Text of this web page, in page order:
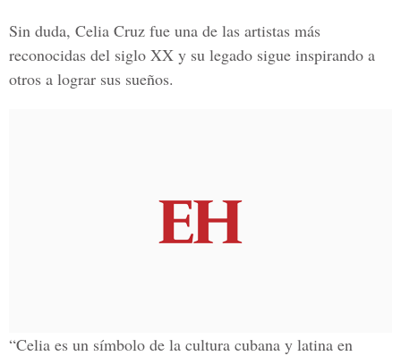
Sin duda, Celia Cruz fue una de las artistas más
reconocidas del siglo XX y su legado sigue inspirando a
otros a lograr sus sueños.
“Celia es un símbolo de la cultura cubana y latina en